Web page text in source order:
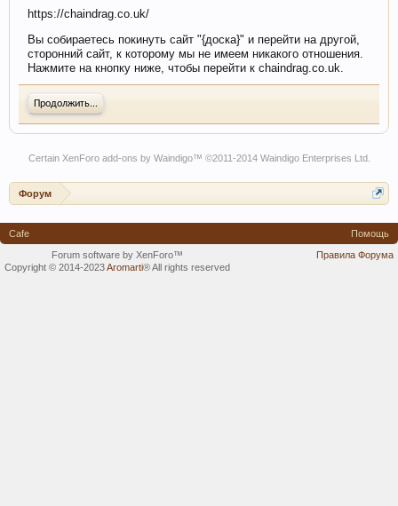
https://chaindrag.co.uk/
Вы собираетесь покинуть сайт "{доска}" и перейти на другой,
сторонний сайт, к которому мы не имеем никакого отношения.
Нажмите на кнопку ниже, чтобы перейти к chaindrag.co.uk.
Продолжить...
Certain XenForo add-ons by Waindigo™ ©2011-2014 Waindigo Enterprises Ltd.
Форум
Cafe
Помощь
Правила Форума
Forum software by XenForo™
Copyright © 2014-2023Aromarti®All rights reserved